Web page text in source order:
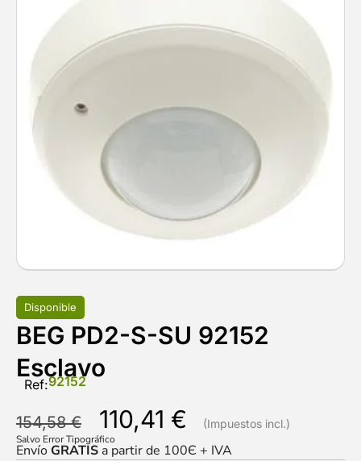
Disponible
BEG PD2-S-SU 92152
Esclavo
Ref:92152
154,58€ 110,41 €
Salvo Error Tipográfico
EnvíoGRATIS a partir de 100Є + IVA